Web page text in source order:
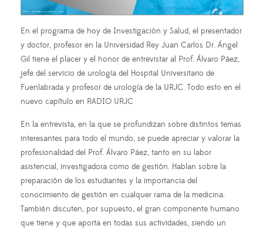
En el programa de hoy de Investigación y Salud, el presentador
y doctor, profesor en la Universidad Rey Juan Carlos Dr. Ángel
Gil tiene el placer y el honor de entrevistar al Prof. Álvaro Páez,
jefe del servicio de urología del Hospital Universitario de
Fuenlabrada y profesor de urología de la URJC. Todo esto en el
nuevo capítulo en RADIO URJC
En la entrevista, en la que se profundizan sobre distintos temas
interesantes para todo el mundo, se puede apreciar y valorar la
profesionalidad del Prof. Álvaro Páez, tanto en su labor
asistencial, investigadora como de gestión. Hablan sobre la
preparación de los estudiantes y la importancia del
conocimiento de gestión en cualquer rama de la medicina.
También discuten, por supuesto, el gran componente humano
que tiene y que aporta en todas sus actividades, siendo un